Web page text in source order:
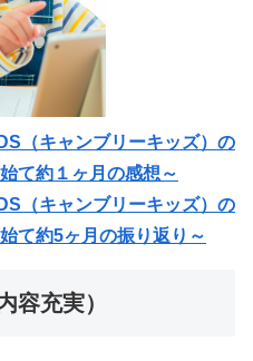
（キャンブリーキッズ）の
て約１ヶ月の感想～
（キャンブリーキッズ）の
て約5ヶ月の振り返り～
容充実）